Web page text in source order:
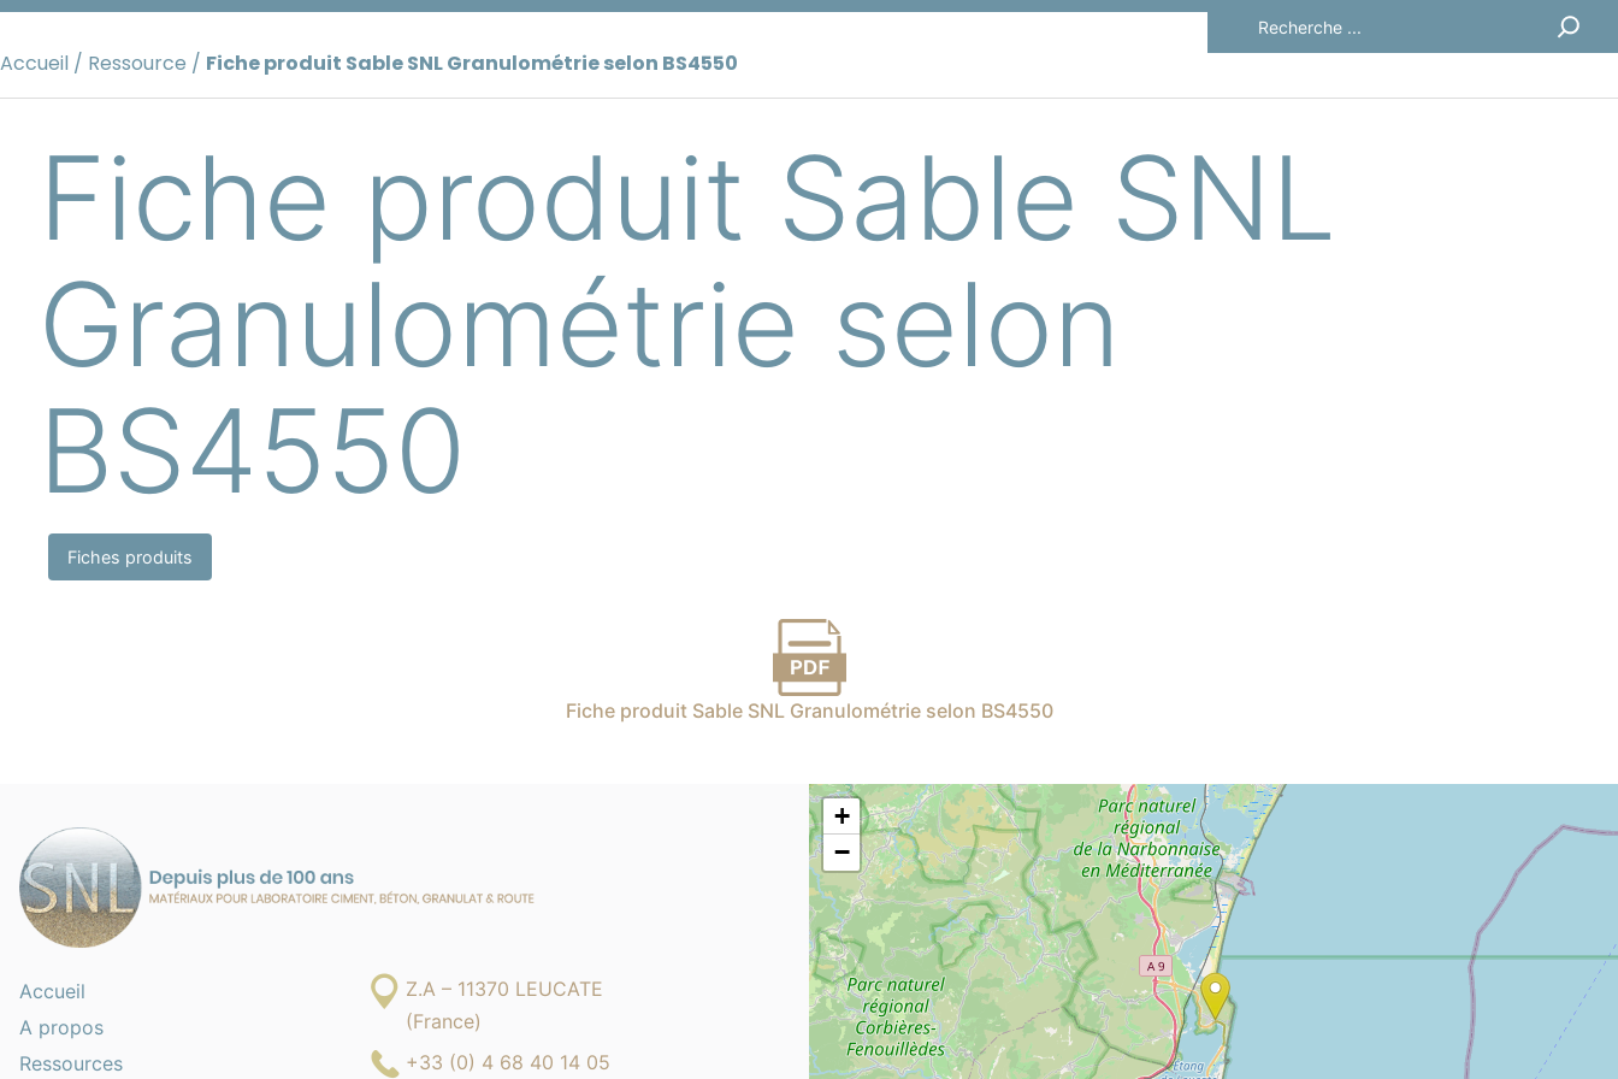
Aller
contenu
Rechercher
Accueil / Ressource / Fiche produit Sable SNL Granulométrie selon BS4550
Fiche produit Sable SNL
Granulométrie selon
BS4550
Fiches produits
Fiche produit Sable SNL Granulométrie selon BS4550
Accueil
A propos
Ressources
Z.A – 11370 LEUCATE
(France)
+33 (0) 4 68 40 14 05
+
−